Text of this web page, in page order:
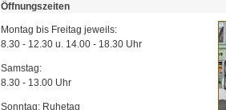
Öffnungszeiten
Montag bis Freitag jeweils:
8.30 - 12.30 u. 14.00 - 18.30 Uhr
Samstag:
8.30 - 13.00 Uhr
Sonntag: Ruhetag